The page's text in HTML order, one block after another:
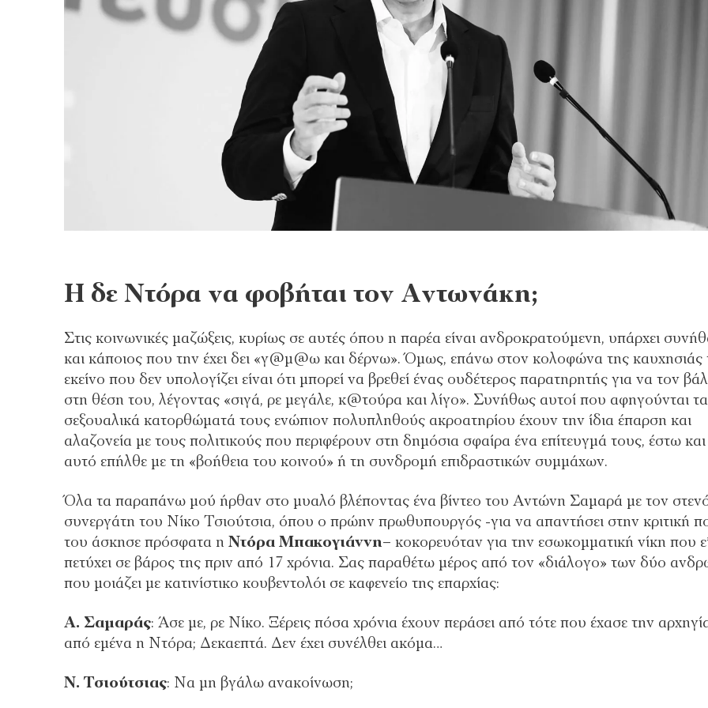
Η δε Ντόρα να φοβήται τον Αντωνάκη;
Στις κοινωνικές μαζώξεις, κυρίως σε αυτές όπου η παρέα είναι ανδροκρατούμενη, υπάρχει
και κάποιος που την έχει δει «γ@μ@ω και δέρνω». Όμως, επάνω στον κολοφώνα της καυχησιάς
εκείνο που δεν υπολογίζει είναι ότι μπορεί να βρεθεί ένας ουδέτερος παρατηρητής για να τον
στη θέση του, λέγοντας «σιγά, ρε μεγάλε, κ@τούρα και λίγο». Συνήθως αυτοί που αφηγούνται τα
σεξουαλικά κατορθώματά τους ενώπιον πολυπληθούς ακροατηρίου έχουν την ίδια έπαρση και
αλαζονεία με τους πολιτικούς που περιφέρουν στη δημόσια σφαίρα ένα επίτευγμά τους, έστω
αυτό επήλθε με τη «βοήθεια του κοινού» ή τη συνδρομή επιδραστικών συμμάχων.
Όλα τα παραπάνω μού ήρθαν στο μυαλό βλέποντας ένα βίντεο του Αντώνη Σαμαρά με τον
συνεργάτη του Νίκο Τσιούτσια, όπου ο πρώην πρωθυπουργός -για να απαντήσει στην κριτική
του άσκησε πρόσφατα η Ντόρα Μπακογιάννη– κοκορευόταν για την εσωκομματική νίκη που
πετύχει σε βάρος της πριν από 17 χρόνια. Σας παραθέτω μέρος από τον «διάλογο» των δύο
που μοιάζει με κατινίστικο κουβεντολόι σε καφενείο της επαρχίας:
Α. Σαμαράς: Άσε με, ρε Νίκο. Ξέρεις πόσα χρόνια έχουν περάσει από τότε που έχασε την
από εμένα η Ντόρα; Δεκαεπτά. Δεν έχει συνέλθει ακόμα…
Ν. Τσιούτσιας: Να μη βγάλω ανακοίνωση;